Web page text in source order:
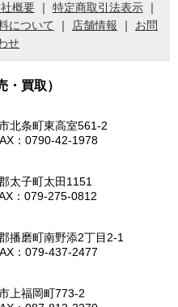
概要｜ 特定商取引法表示｜
について ｜ 店舗情報 ｜ お問
せ
買取）
北条町東高室561-2
：0790-42-1978
太子町太田1151
：079-275-0812
播磨町南野添2丁目2-1
：079-437-2477
上福岡町773-2